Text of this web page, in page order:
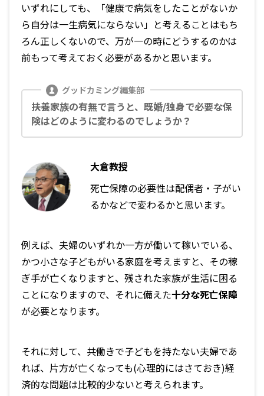
いずれにしても、「健康で病気をしたことがないか
ら自分は一生病気にならない」と考えることはもち
ろん正しくないので、万が一の時にどうするのかは
前もって考えておく必要があるかと思います。
扶養家族の有無で言うと、既婚/独身で必要な保
険はどのように変わるのでしょうか？
大倉教授
死亡保障の必要性は配偶者・子がい
るかなどで変わるかと思います。
例えば、夫婦のいずれか一方が働いて稼いでいる、
かつ小さな子どもがいる家庭を考えますと、その稼
ぎ手が亡くなりますと、残された家族が生活に困る
ことになりますので、それに備えた十分な死亡保障
が必要となります。
それに対して、共働きで子どもを持たない夫婦であ
れば、片方が亡くなっても(心理的にはさておき)経
済的な問題は比較的少ないと考えられます。